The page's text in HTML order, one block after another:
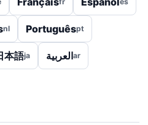
nl Portuguêspt
本語ja العربيةar